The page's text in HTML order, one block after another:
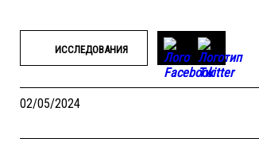
ИССЛЕДОВАНИЯ
02/05/2024